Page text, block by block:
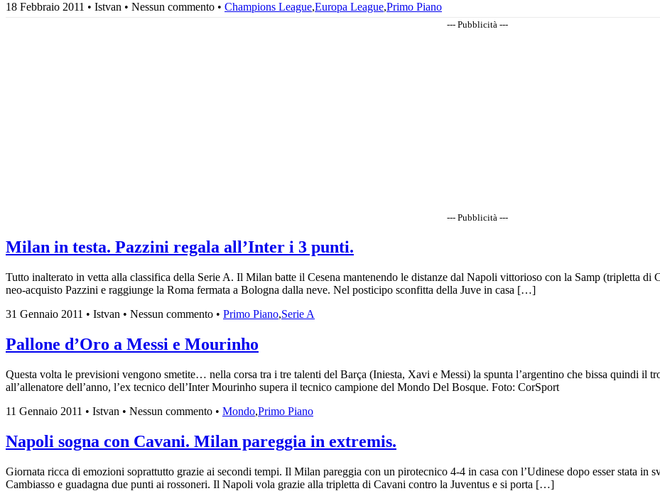
18 Febbraio 2011 • Istvan • Nessun commento • Champions League,Europa League,Primo Piano
--- Pubblicità ---
--- Pubblicità ---
Milan in testa. Pazzini regala all’Inter i 3 punti.
Tutto inalterato in vetta alla classifica della Serie A. Il Milan batte il Cesena mantenendo le distanze dal Napoli vittorioso con la Samp (tripletta di
neo-acquisto Pazzini e raggiunge la Roma fermata a Bologna dalla neve. Nel posticipo sconfitta della Juve in casa […]
31 Gennaio 2011 • Istvan • Nessun commento • Primo Piano,Serie A
Pallone d’Oro a Messi e Mourinho
Questa volta le previsioni vengono smetite… nella corsa tra i tre talenti del Barça (Iniesta, Xavi e Messi) la spunta l’argentino che bissa quindi il
all’allenatore dell’anno, l’ex tecnico dell’Inter Mourinho supera il tecnico campione del Mondo Del Bosque. Foto: CorSport
11 Gennaio 2011 • Istvan • Nessun commento • Mondo,Primo Piano
Napoli sogna con Cavani. Milan pareggia in extremis.
Giornata ricca di emozioni soprattutto grazie ai secondi tempi. Il Milan pareggia con un pirotecnico 4-4 in casa con l’Udinese dopo esser stata in
Cambiasso e guadagna due punti ai rossoneri. Il Napoli vola grazie alla tripletta di Cavani contro la Juventus e si porta […]